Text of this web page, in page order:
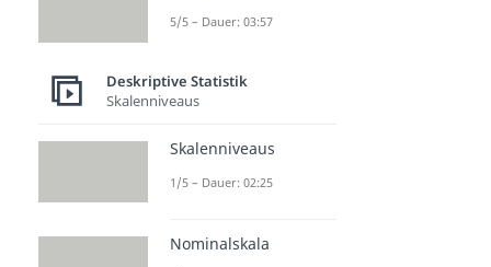
5/5 – Dauer: 03:57
Deskriptive Statistik
Skalenniveaus
Skalenniveaus
1/5 – Dauer: 02:25
Nominalskala